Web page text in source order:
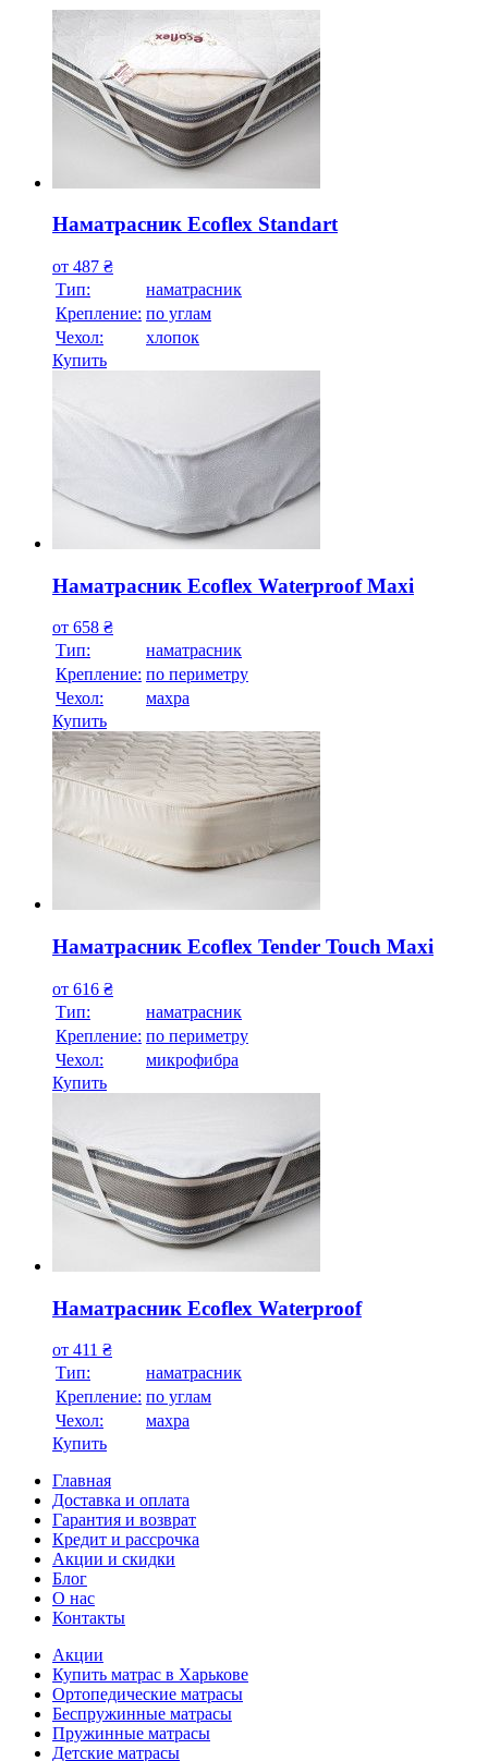
Наматрасник Ecoflex Standart
от 487 ₴
Тип:
наматрасник
Крепление: по углам
Чехол:
хлопок
Купить
Наматрасник Ecoflex Waterproof Maxi
от 658 ₴
Тип:
наматрасник
Крепление: по периметру
Чехол:
махра
Купить
Наматрасник Ecoflex Tender Touch Maxi
от 616 ₴
Тип:
наматрасник
Крепление: по периметру
Чехол:
микрофибра
Купить
Наматрасник Ecoflex Waterproof
от 411 ₴
Тип:
наматрасник
Крепление: по углам
Чехол:
махра
Купить
Главная
Доставка и оплата
Гарантия и возврат
Кредит и рассрочка
Акции и скидки
Блог
О нас
Контакты
Акции
Купить матрас в Харькове
Ортопедические матрасы
Беспружинные матрасы
Пружинные матрасы
Детские матрасы